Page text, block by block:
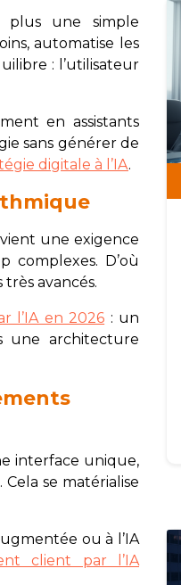
plus une simple
automatise les
: l’utilisateur
en assistants
sans générer de
digitale à l’IA.
une exigence
complexes. D’où
avancés.
l’IA en 2026 : un
une architecture
interface unique,
se matérialise
ou à l’IA
client par l’IA